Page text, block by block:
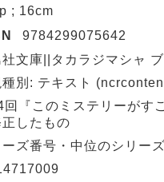
; 16cm
9784299075642
社文庫||タカラジマシャ
種別: テキスト
回『このミステリーがす
したもの
ーズ番号・中位のシリー